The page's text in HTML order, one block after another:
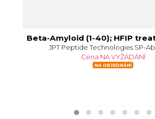
Beta-Amyloid (1-40); HFIP
JPT Peptide Technologies SP-
Cena NA VYŽÁDÁNÍ
NA OBJEDNÁNÍ